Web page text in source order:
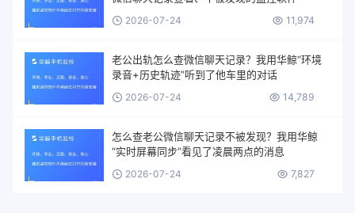
2026-07-24 11,974
老公出轨怎么查微信聊天记录？我用华鲸“环境
录音+历史轨迹”听到了他车里的对话
2026-07-24 14,789
怎么查老公微信聊天记录不被发现？我用华鲸
“实时屏幕同步”看见了凌晨两点的消息
2026-07-24 7,827